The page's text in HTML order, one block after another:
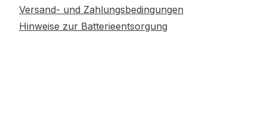
Versand- und Zahlungsbedingungen
Hinweise zur Batterieentsorgung